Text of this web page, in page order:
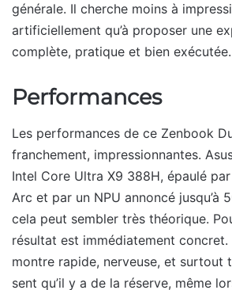
générale. Il cherche moins à
artificiellement qu’à proposer une
complète, pratique et bien exécutée.
Performances
Les performances de ce Zenbook
franchement, impressionnantes.
Intel Core Ultra X9 388H, épaulé
Arc et par un NPU annoncé jusqu’à
cela peut sembler très théorique.
résultat est immédiatement concret.
montre rapide, nerveuse, et surtout
sent qu’il y a de la réserve, même